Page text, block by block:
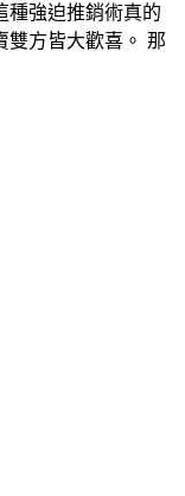
種強迫推銷術真的
雙方皆大歡喜。 那